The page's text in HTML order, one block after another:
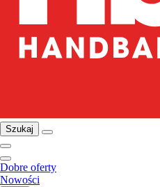
Szukaj
Dobre oferty
Nowości